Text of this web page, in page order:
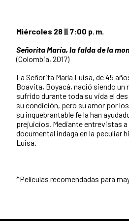
Miércoles 28 || 7:00 p. m.
Señorita María, la falda de la
(Colombia, 2017)
La Señorita María Luisa, de 45
Boavita, Boyacá, nació siendo un
sufrido durante toda su vida el
su condición, pero su amor por
su inquebrantable fe la han
prejuicios. Mediante entrevistas
documental indaga en la peculiar
Luisa.
*Películas recomendadas para